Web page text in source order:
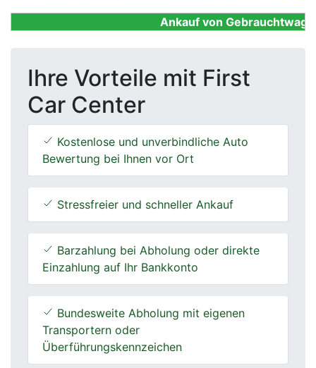
Ankauf von
Ihre Vorteile mit First
Car Center
Kostenlose und unverbindliche Auto
Bewertung bei Ihnen vor Ort
Stressfreier und schneller Ankauf
Barzahlung bei Abholung oder direkte
Einzahlung auf Ihr Bankkonto
Bundesweite Abholung mit eigenen
Transportern oder
Überführungskennzeichen